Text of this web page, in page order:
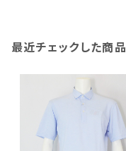
最近チェックした商品